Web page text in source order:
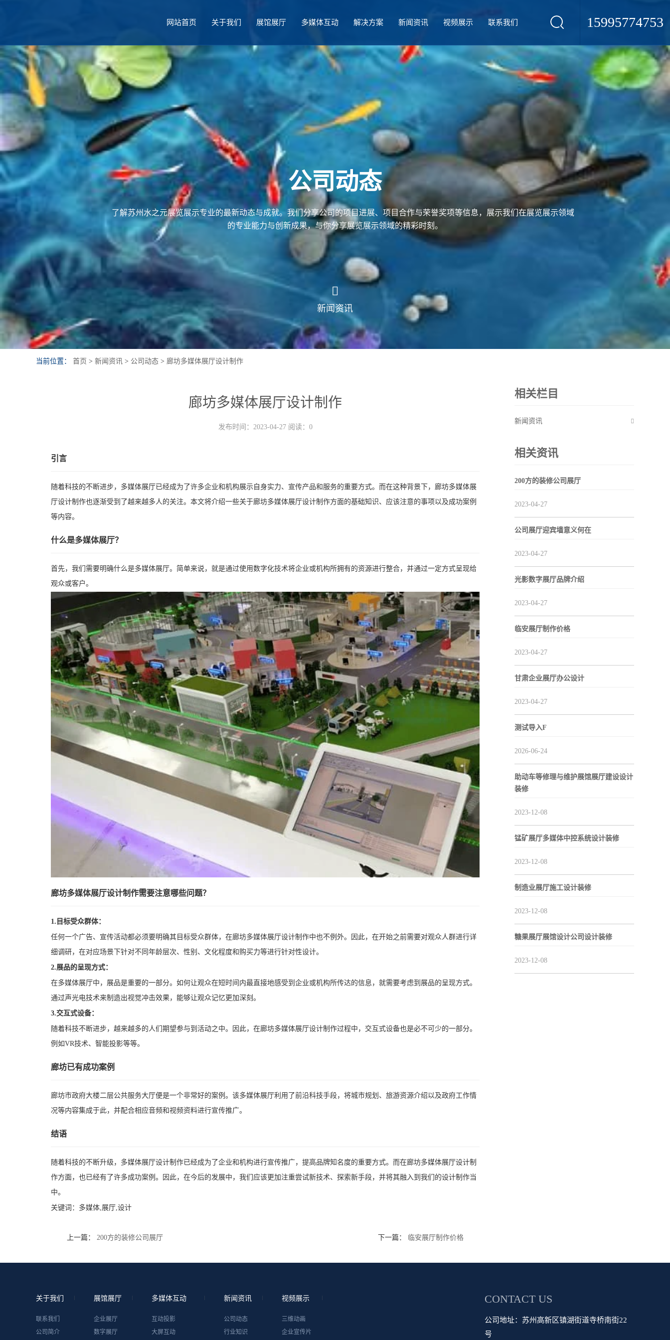
15995774753
网站首页 关于我们 展馆展厅 多媒体互动 解决方案 新闻资讯 视频展示 联系我们
公司动态
了解苏州水之元展览展示专业的最新动态与成就。我们分享公司的项目进展、项目合作与荣誉奖项等信息，展示我们在展览展示领域
的专业能力与创新成果，与你分享展览展示领域的精彩时刻。
新闻资讯
当前位置： 首页 > 新闻资讯 > 公司动态 > 廊坊多媒体展厅设计制作
廊坊多媒体展厅设计制作
发布时间：2023-04-27 阅读：0
引言
随着科技的不断进步，多媒体展厅已经成为了许多企业和机构展示自身实力、宣传产品和服务的重要方式。而在这种背景下，廊坊多媒体展
厅设计制作也逐渐受到了越来越多人的关注。本文将介绍一些关于廊坊多媒体展厅设计制作方面的基础知识、应该注意的事项以及成功案例
等内容。
什么是多媒体展厅？
首先，我们需要明确什么是多媒体展厅。简单来说，就是通过使用数字化技术将企业或机构所拥有的资源进行整合，并通过一定方式呈现给
观众或客户。
廊坊多媒体展厅设计制作需要注意哪些问题？
1.目标受众群体：
任何一个广告、宣传活动都必须要明确其目标受众群体，在廊坊多媒体展厅设计制作中也不例外。因此，在开始之前需要对观众人群进行详
细调研，在对应场景下针对不同年龄层次、性别、文化程度和购买力等进行针对性设计。
2.展品的呈现方式：
在多媒体展厅中，展品是重要的一部分。如何让观众在短时间内最直接地感受到企业或机构所传达的信息，就需要考虑到展品的呈现方式。
通过声光电技术来制造出视觉冲击效果，能够让观众记忆更加深刻。
3.交互式设备：
随着科技不断进步，越来越多的人们期望参与到活动之中。因此，在廊坊多媒体展厅设计制作过程中，交互式设备也是必不可少的一部分。
例如VR技术、智能投影等等。
廊坊已有成功案例
廊坊市政府大楼二层公共服务大厅便是一个非常好的案例。该多媒体展厅利用了前沿科技手段，将城市规划、旅游资源介绍以及政府工作情
况等内容集成于此，并配合相应音频和视频资料进行宣传推广。
结语
随着科技的不断升级，多媒体展厅设计制作已经成为了企业和机构进行宣传推广，提高品牌知名度的重要方式。而在廊坊多媒体展厅设计制
作方面，也已经有了许多成功案例。因此，在今后的发展中，我们应该更加注重尝试新技术、探索新手段，并将其融入到我们的设计制作当
中。
关键词： 多媒体,展厅,设计
上一篇： 200方的装修公司展厅 下一篇： 临安展厅制作价格
相关栏目
新闻资讯
相关资讯
200方的装修公司展厅
2023-04-27
公司展厅迎宾墙意义何在
2023-04-27
光影数字展厅品牌介绍
2023-04-27
临安展厅制作价格
2023-04-27
甘肃企业展厅办公设计
2023-04-27
测试导入F
2026-06-24
助动车等修理与维护展馆展厅建设设计
装修
2023-12-08
锰矿展厅多媒体中控系统设计装修
2023-12-08
制造业展厅施工设计装修
2023-12-08
糖果展厅展馆设计公司设计装修
2023-12-08
关于我们
联系我们
公司简介
展馆展厅
企业展厅
数字展厅
多媒体互动
互动投影
大屏互动
新闻资讯
公司动态
行业知识
视频展示
三维动画
企业宣传片
CONTACT US
公司地址：苏州高新区镇湖街道寺桥南街22
号